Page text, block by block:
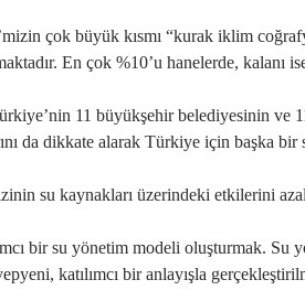
çok büyük kısmı “kurak iklim
En çok %10’u hanelerde, kalanı
11 büyükşehir belediyesinin ve
da dikkate alarak Türkiye için başka bir
su kaynakları üzerindeki etkilerini
bir su yönetim modeli oluşturmak. Su
katılımcı bir anlayışla